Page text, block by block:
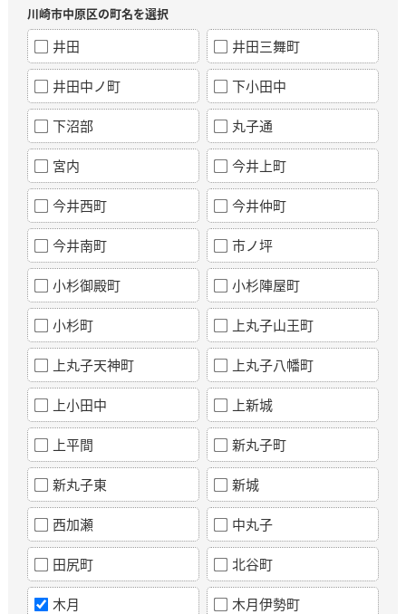
川崎市中原区の町名を選択
井田 井田三舞町
井田中ノ町 下小田中
下沼部 丸子通
宮内 今井上町
今井西町 今井仲町
今井南町 市ノ坪
小杉御殿町 小杉陣屋町
小杉町 上丸子山王町
上丸子天神町 上丸子八幡町
上小田中 上新城
上平間 新丸子町
新丸子東 新城
西加瀬 中丸子
田尻町 北谷町
木月 木月伊勢町